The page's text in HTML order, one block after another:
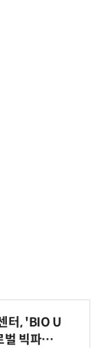
터, 'BIO U
빅파마